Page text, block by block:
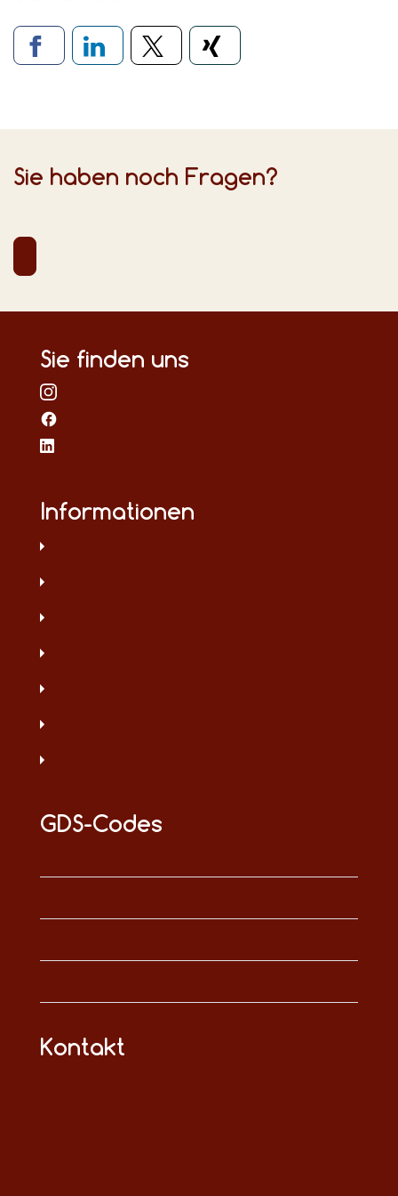
Verlinkung zu sozialen Medien
Sie haben noch Fragen?
Sie finden uns
Informationen
GDS-Codes
Kontakt